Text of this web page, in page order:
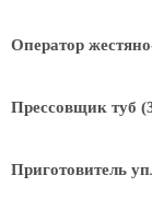
Оператор
Прессовщик туб
Приготовитель